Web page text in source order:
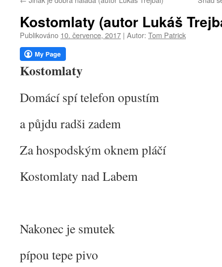
webu
Kostomlaty (autor Lukáš
Publikováno 10. července, 2017 | Autor: Tom Patrick
Kostomlaty
Domácí spí telefon opustím
a půjdu radši zadem
Za hospodským oknem pláčí
Kostomlaty nad Labem
Nakonec je smutek
pípou tepe pivo